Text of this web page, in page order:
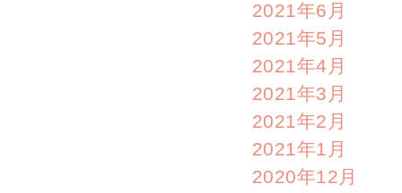
2021年6月
2021年5月
2021年4月
2021年3月
2021年2月
2021年1月
2020年12月